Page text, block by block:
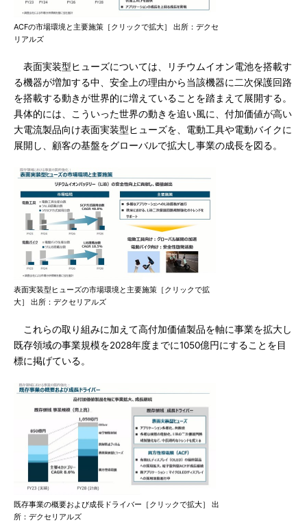
ACFの市場環境と主要施策［クリックで拡大］ 出所：デクセ
リアルズ
表面実装型ヒューズについては、リチウムイオン電池を搭載す
る機器が増加する中、安全上の理由から当該機器に二次保護回路
を搭載する動きが世界的に増えていることを踏まえて展開する。
具体的には、こういった世界の動きを追い風に、付加価値が高い
大電流製品向け表面実装型ヒューズを、電動工具や電動バイクに
展開し、顧客の基盤をグローバルで拡大し事業の成長を図る。
表面実装型ヒューズの市場環境と主要施策［クリックで拡
大］ 出所：デクセリアルズ
これらの取り組みに加えて高付加価値製品を軸に事業を拡大し
既存領域の事業規模を2028年度までに1050億円にすることを目
標に掲げている。
既存事業の概要および成長ドライバー［クリックで拡大］ 出
所：デクセリアルズ